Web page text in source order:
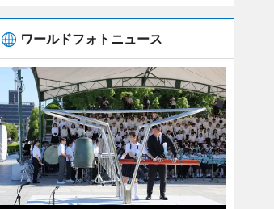
ワールドフォトニュース